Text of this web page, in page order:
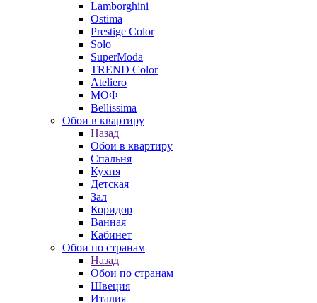
Lamborghini
Ostima
Prestige Color
Solo
SuperModa
TREND Color
Ateliero
МОФ
Bellissima
Обои в квартиру
Назад
Обои в квартиру
Спальня
Кухня
Детская
Зал
Коридор
Ванная
Кабинет
Обои по странам
Назад
Обои по странам
Швеция
Италия